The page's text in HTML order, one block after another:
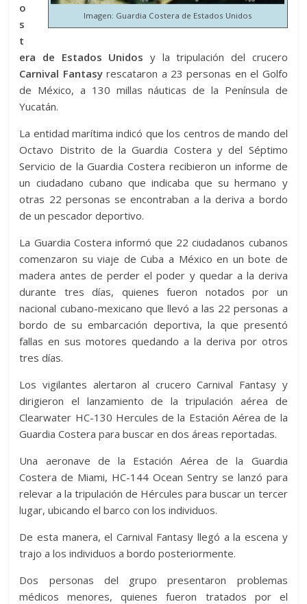
Imagen: Guardia Costera de Estados Unidos
o
s
t
era de Estados Unidos y la tripulación del crucero
Carnival Fantasyrescataron a 23 personas en el Golfo
de México, a 130 millas náuticas de la Península de
Yucatán.
La entidad marítima indicó que los centros de mando del
Octavo Distrito de la Guardia Costera y del Séptimo
Servicio de la Guardia Costera recibieron un informe de
un ciudadano cubano que indicaba que su hermano y
otras 22 personas se encontraban a la deriva a bordo
de un pescador deportivo.
La Guardia Costera informó que 22 ciudadanos cubanos
comenzaron su viaje de Cuba a México en un bote de
madera antes de perder el poder y quedar a la deriva
durante tres días, quienes fueron notados por un
nacional cubano-mexicano que llevó a las 22 personas a
bordo de su embarcación deportiva, la que presentó
fallas en sus motores quedando a la deriva por otros
tres días.
Los vigilantes alertaron al crucero Carnival Fantasy y
dirigieron el lanzamiento de la tripulación aérea de
Clearwater HC-130 Hercules de la Estación Aérea de la
Guardia Costera para buscar en dos áreas reportadas.
Una aeronave de la Estación Aérea de la Guardia
Costera de Miami, HC-144 Ocean Sentry se lanzó para
relevar a la tripulación de Hércules para buscar un tercer
lugar, ubicando el barco con los individuos.
De esta manera, el Carnival Fantasy llegó a la escena y
trajo a los individuos a bordo posteriormente.
Dos personas del grupo presentaron problemas
médicos menores, quienes fueron tratados por el